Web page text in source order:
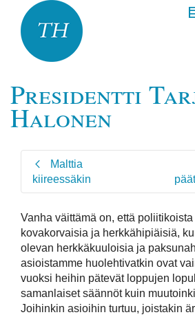
Presidentti
Halonen
Malttia
kiireessäkin
Vanha väittämä on, että
kovakorvaisia ja herkkähipiäisiä,
olevan herkkäkuuloisia ja
asioistamme huolehtivatkin ovat
vuoksi heihin pätevät loppujen
samanlaiset säännöt kuin
Joihinkin asioihin turtuu, joistakin